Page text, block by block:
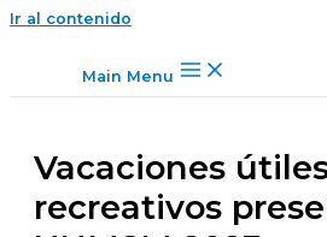
Ir al contenido
Main Menu
Vacaciones
recreativos